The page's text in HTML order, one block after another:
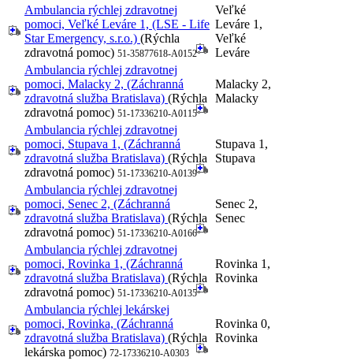
Ambulancia rýchlej zdravotnej
pomoci, Veľké Leváre 1, (LSE - Life
Star Emergency, s.r.o.) (Rýchla
zdravotná pomoc) 51-35877618-A0152
Veľké
Leváre 1,
Veľké
Leváre
Ambulancia rýchlej zdravotnej
pomoci, Malacky 2, (Záchranná
zdravotná služba Bratislava) (Rýchla
zdravotná pomoc) 51-17336210-A0115
Malacky 2,
Malacky
Ambulancia rýchlej zdravotnej
pomoci, Stupava 1, (Záchranná
zdravotná služba Bratislava) (Rýchla
zdravotná pomoc) 51-17336210-A0139
Stupava 1,
Stupava
Ambulancia rýchlej zdravotnej
pomoci, Senec 2, (Záchranná
zdravotná služba Bratislava) (Rýchla
zdravotná pomoc) 51-17336210-A0166
Senec 2,
Senec
Ambulancia rýchlej zdravotnej
pomoci, Rovinka 1, (Záchranná
zdravotná služba Bratislava) (Rýchla
zdravotná pomoc) 51-17336210-A0135
Rovinka 1,
Rovinka
Ambulancia rýchlej lekárskej
pomoci, Rovinka, (Záchranná
zdravotná služba Bratislava) (Rýchla
lekárska pomoc) 72-17336210-A0303
Rovinka 0,
Rovinka